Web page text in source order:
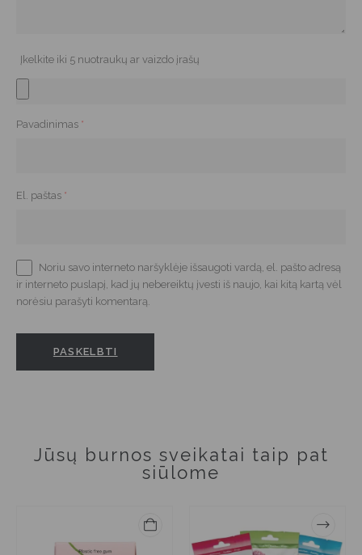
Įkelkite iki 5 nuotraukų ar vaizdo įrašų
Pavadinimas *
El. paštas *
Noriu savo interneto naršyklėje išsaugoti vardą, el. pašto adresą
ir interneto puslapį, kad jų nebereiktų įvesti iš naujo, kai kitą kartą vėl
norėsiu parašyti komentarą.
Jūsų burnos sveikatai taip pat
siūlome